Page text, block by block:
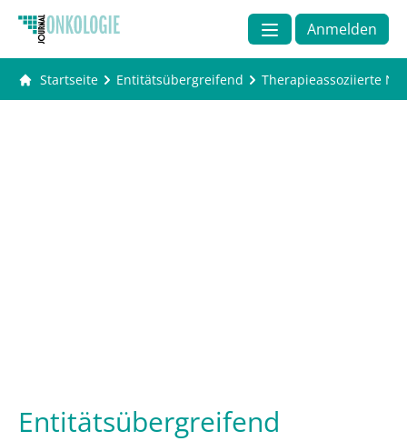
Anmelden
Startseite Entitätsübergreifend Therapieassoziierte
Entitätsübergreifend